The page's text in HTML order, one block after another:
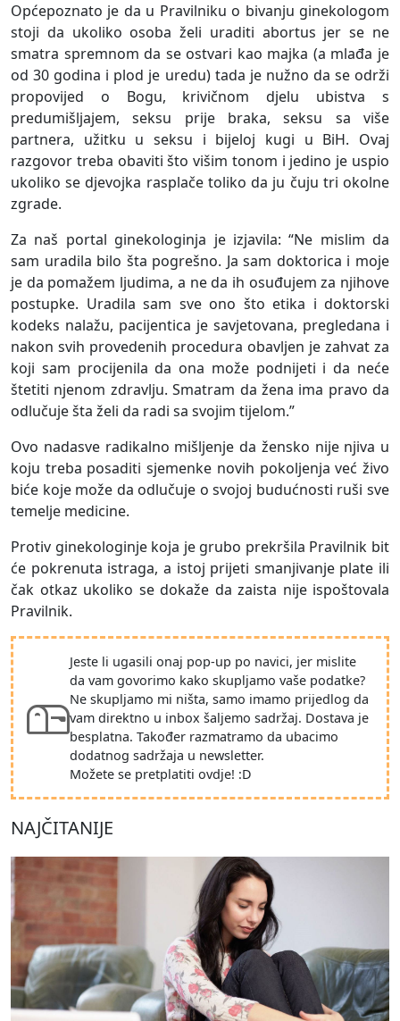
Općepoznato je da u Pravilniku o bivanju ginekologom
stoji da ukoliko osoba želi uraditi abortus jer se ne
smatra spremnom da se ostvari kao majka (a mlađa je
od 30 godina i plod je uredu) tada je nužno da se održi
propovijed o Bogu, krivičnom djelu ubistva s
predumišljajem, seksu prije braka, seksu sa više
partnera, užitku u seksu i bijeloj kugi u BiH. Ovaj
razgovor treba obaviti što višim tonom i jedino je uspio
ukoliko se djevojka rasplače toliko da ju čuju tri okolne
zgrade.
Za naš portal ginekologinja je izjavila: “Ne mislim da
sam uradila bilo šta pogrešno. Ja sam doktorica i moje
je da pomažem ljudima, a ne da ih osuđujem za njihove
postupke. Uradila sam sve ono što etika i doktorski
kodeks nalažu, pacijentica je savjetovana, pregledana i
nakon svih provedenih procedura obavljen je zahvat za
koji sam procijenila da ona može podnijeti i da neće
štetiti njenom zdravlju. Smatram da žena ima pravo da
odlučuje šta želi da radi sa svojim tijelom.”
Ovo nadasve radikalno mišljenje da žensko nije njiva u
koju treba posaditi sjemenke novih pokoljenja već živo
biće koje može da odlučuje o svojoj budućnosti ruši sve
temelje medicine.
Protiv ginekologinje koja je grubo prekršila Pravilnik bit
će pokrenuta istraga, a istoj prijeti smanjivanje plate ili
čak otkaz ukoliko se dokaže da zaista nije ispoštovala
Pravilnik.
Jeste li ugasili onaj pop-up po navici, jer mislite
da vam govorimo kako skupljamo vaše podatke?
Ne skupljamo mi ništa, samo imamo prijedlog da
vam direktno u inbox šaljemo sadržaj. Dostava je
besplatna. Također razmatramo da ubacimo
dodatnog sadržaja u newsletter.
Možete se pretplatiti ovdje! :D
NAJČITANIJE